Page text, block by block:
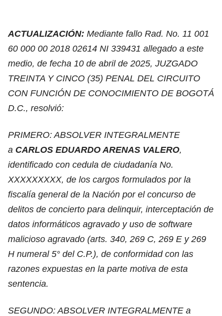
ACTUALIZACIÓN: Mediante fallo Rad. No. 11 001
60 000 00 2018 02614 NI 339431 allegado a este
medio, de fecha 10 de abril de 2025, JUZGADO
TREINTA Y CINCO (35) PENAL DEL CIRCUITO
CON FUNCIÓN DE CONOCIMIENTO DE BOGOTÁ
D.C., resolvió:
PRIMERO: ABSOLVER INTEGRALMENTE
a CARLOS EDUARDO ARENAS VALERO,
identificado con cedula de ciudadanía No.
XXXXXXXXX, de los cargos formulados por la
fiscalía general de la Nación por el concurso de
delitos de concierto para delinquir, interceptación de
datos informáticos agravado y uso de software
malicioso agravado (arts. 340, 269 C, 269 E y 269
H numeral 5° del C.P.), de conformidad con las
razones expuestas en la parte motiva de esta
sentencia.
SEGUNDO: ABSOLVER INTEGRALMENTE a